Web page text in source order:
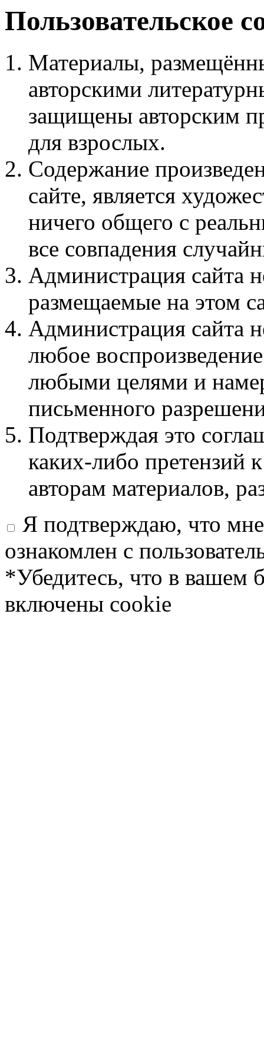
Пользовательское
Материалы,
авторскими
защищены авторским
для взрослых.
Содержание
сайте, является
ничего общего с
все совпадения
Администрация сайта
размещаемые на этом
Администрация сайта
любое
любыми целями и
письменного
Подтверждая это
каких-либо претензий
авторам материалов,
Я подтверждаю, что
ознакомлен с
*Убедитесь, что в вашем
включены cookie